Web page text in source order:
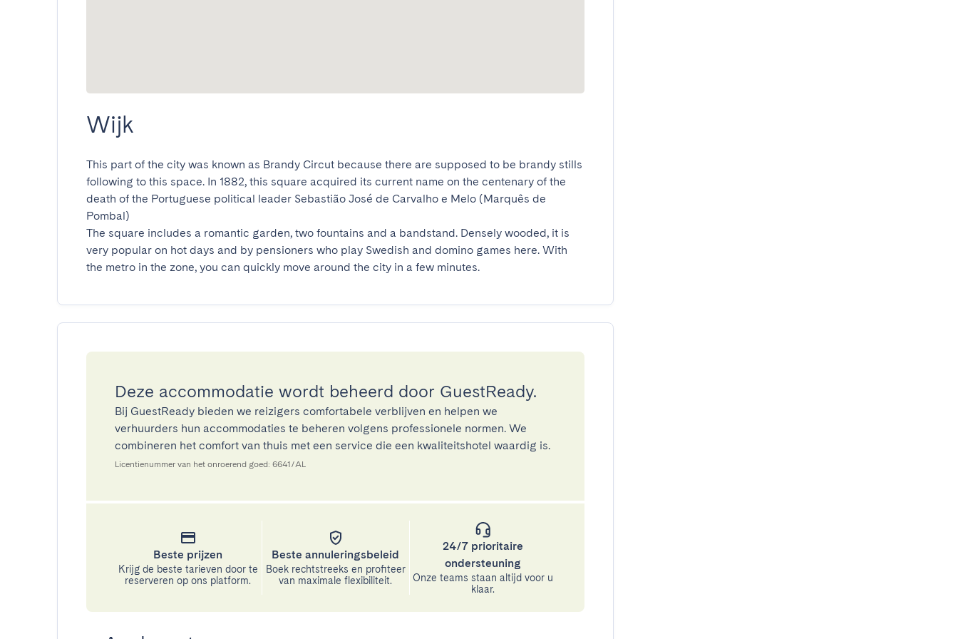
Wijk
This part of the city was known as Brandy Circut because there are supposed to be brandy stills
following to this space. In 1882, this square acquired its current name on the centenary of the
death of the Portuguese political leader Sebastião José de Carvalho e Melo (Marquês de
Pombal)
The square includes a romantic garden, two fountains and a bandstand. Densely wooded, it is
very popular on hot days and by pensioners who play Swedish and domino games here. With
the metro in the zone, you can quickly move around the city in a few minutes.
Deze accommodatie wordt beheerd door GuestReady.
Bij GuestReady bieden we reizigers comfortabele verblijven en helpen we
verhuurders hun accommodaties te beheren volgens professionele normen. We
combineren het comfort van thuis met een service die een kwaliteitshotel waardig is.
Licentienummer van het onroerend goed: 6641/AL
Beste prijzen
Krijg de beste tarieven door te
reserveren op ons platform.
Beste annuleringsbeleid
Boek rechtstreeks en profiteer
van maximale flexibiliteit.
24/7 prioritaire
ondersteuning
Onze teams staan altijd voor u
klaar.